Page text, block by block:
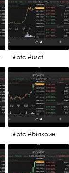
#btc #usdt
#btc #биткоин